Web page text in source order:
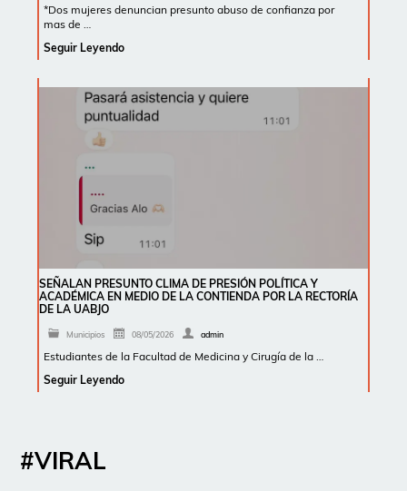
*Dos mujeres denuncian presunto abuso de confianza por
mas de …
Seguir Leyendo
SEÑALAN PRESUNTO CLIMA DE PRESIÓN POLÍTICA Y
ACADÉMICA EN MEDIO DE LA CONTIENDA POR LA RECTORÍA
DE LA UABJO
Municipios 08/05/2026 admin
Estudiantes de la Facultad de Medicina y Cirugía de la …
Seguir Leyendo
#VIRAL